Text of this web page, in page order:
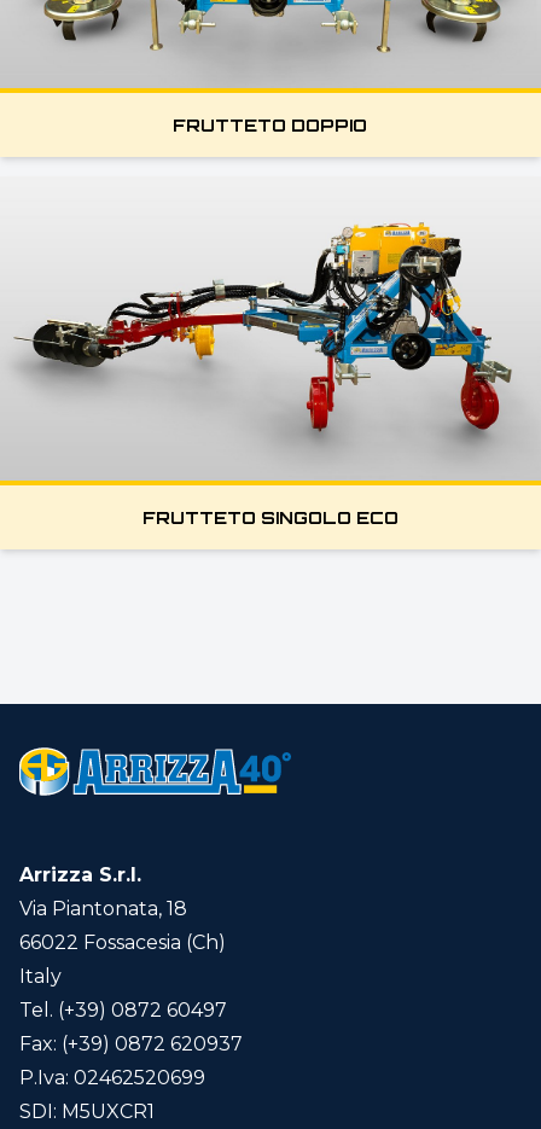
FRUTTETO DOPPIO
FRUTTETO SINGOLO ECO
Arrizza S.r.l.
Via Piantonata, 18
66022 Fossacesia (Ch)
Italy
Tel. (+39) 0872 60497
Fax: (+39) 0872 620937
P.Iva: 02462520699
SDI: M5UXCR1